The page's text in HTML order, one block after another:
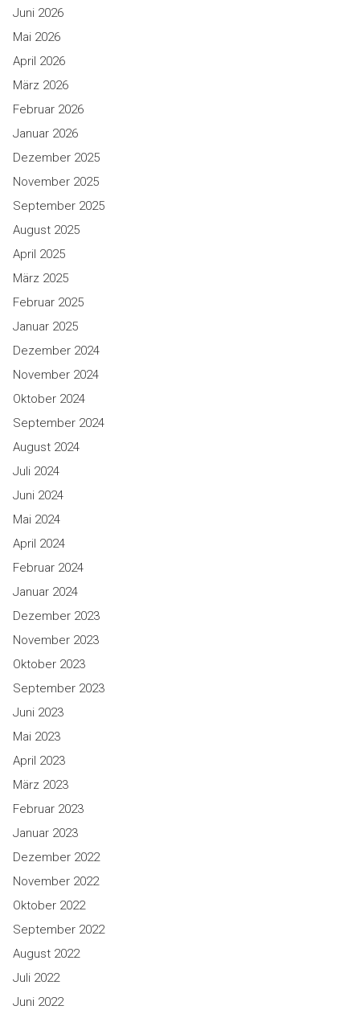
Juni 2026
Mai 2026
April 2026
März 2026
Februar 2026
Januar 2026
Dezember 2025
November 2025
September 2025
August 2025
April 2025
März 2025
Februar 2025
Januar 2025
Dezember 2024
November 2024
Oktober 2024
September 2024
August 2024
Juli 2024
Juni 2024
Mai 2024
April 2024
Februar 2024
Januar 2024
Dezember 2023
November 2023
Oktober 2023
September 2023
Juni 2023
Mai 2023
April 2023
März 2023
Februar 2023
Januar 2023
Dezember 2022
November 2022
Oktober 2022
September 2022
August 2022
Juli 2022
Juni 2022